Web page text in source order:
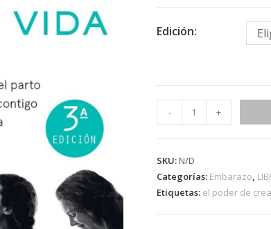
Edición:
- +
SKU:N/D
Categorías: Embarazo,
Etiquetas: el poder de